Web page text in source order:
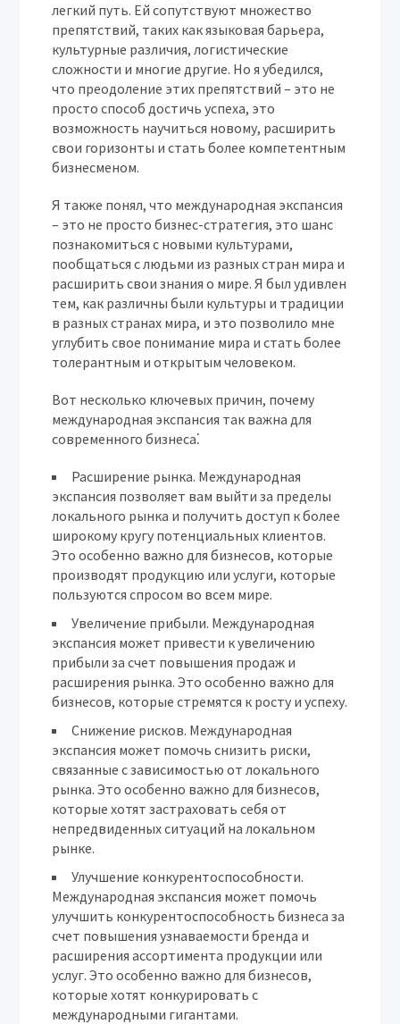
легкий путь. Ей сопутствуют множество
препятствий, таких как языковая барьера,
культурные различия, логистические
сложности и многие другие. Но я убедился,
что преодоление этих препятствий – это не
просто способ достичь успеха, это
возможность научиться новому, расширить
свои горизонты и стать более компетентным
бизнесменом.
Я также понял, что международная экспансия
– это не просто бизнес-стратегия, это шанс
познакомиться с новыми культурами,
пообщаться с людьми из разных стран мира и
расширить свои знания о мире. Я был удивлен
тем, как различны были культуры и традиции
в разных странах мира, и это позволило мне
углубить свое понимание мира и стать более
толерантным и открытым человеком.
Вот несколько ключевых причин, почему
международная экспансия так важна для
современного бизнеса⁚
Расширение рынка. Международная
экспансия позволяет вам выйти за пределы
локального рынка и получить доступ к более
широкому кругу потенциальных клиентов.
Это особенно важно для бизнесов, которые
производят продукцию или услуги, которые
пользуются спросом во всем мире.
Увеличение прибыли. Международная
экспансия может привести к увеличению
прибыли за счет повышения продаж и
расширения рынка. Это особенно важно для
бизнесов, которые стремятся к росту и успеху.
Снижение рисков. Международная
экспансия может помочь снизить риски,
связанные с зависимостью от локального
рынка. Это особенно важно для бизнесов,
которые хотят застраховать себя от
непредвиденных ситуаций на локальном
рынке.
Улучшение конкурентоспособности.
Международная экспансия может помочь
улучшить конкурентоспособность бизнеса за
счет повышения узнаваемости бренда и
расширения ассортимента продукции или
услуг. Это особенно важно для бизнесов,
которые хотят конкурировать с
международными гигантами.